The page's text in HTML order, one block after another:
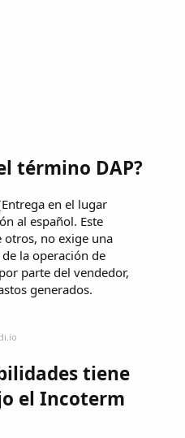
término DAP?
en el lugar
al español. Este
no exige una
la operación de
parte del vendedor,
generados.
tiene
el Incoterm